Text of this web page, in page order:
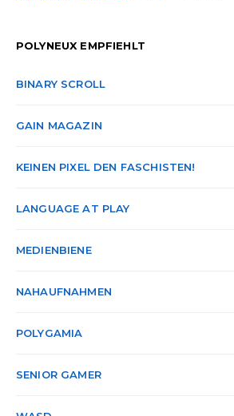
POLYNEUX EMPFIEHLT
BINARY SCROLL
GAIN MAGAZIN
KEINEN PIXEL DEN FASCHISTEN!
LANGUAGE AT PLAY
MEDIENBIENE
NAHAUFNAHMEN
POLYGAMIA
SENIOR GAMER